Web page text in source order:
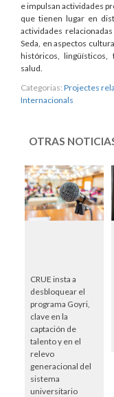
e impulsan actividades
que tienen lugar en
actividades
Seda, en aspectos
históricos, lingüísticos,
salud.
Categorias: Projectes
Internacionals
OTRAS
CRUE insta a
desbloquear el
programa Goyri,
clave en la
captación de
talento y en el
relevo
generacional del
sistema
universitario